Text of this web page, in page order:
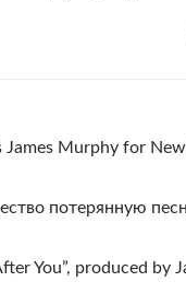
James Murphy for
потерянную
You”, produced by